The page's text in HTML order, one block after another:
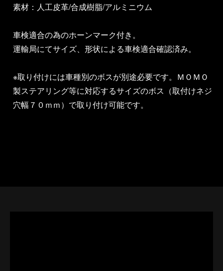
素材：人工皮革/合成樹脂/アルミニウム
車検適合の為のホーンマーク付き。
運輸局にてサイズ、形状による車検適合確認済み。
※取り付けには車種別のボスが別途必要です。ＭＯＭＯ
製ステアリング等に対応するサイズのボス（取付けネジ
穴幅７０ｍｍ）で取り付け可能です。